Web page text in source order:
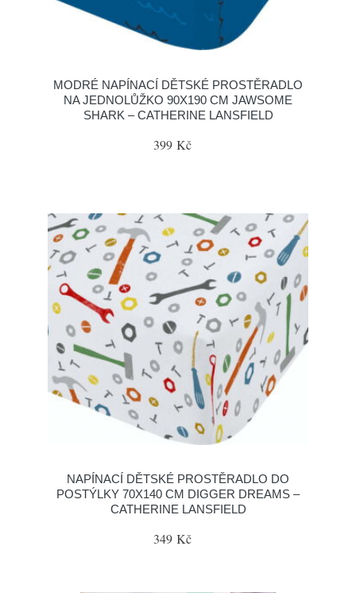
MODRÉ NAPÍNACÍ DĚTSKÉ PROSTĚRADLO
NA JEDNOLŮŽKO 90X190 CM JAWSOME
SHARK – CATHERINE LANSFIELD
399 Kč
NAPÍNACÍ DĚTSKÉ PROSTĚRADLO DO
POSTÝLKY 70X140 CM DIGGER DREAMS –
CATHERINE LANSFIELD
349 Kč